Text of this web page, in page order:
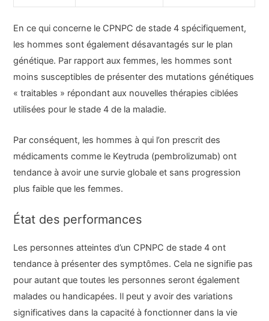
En ce qui concerne le CPNPC de stade 4 spécifiquement,
les hommes sont également désavantagés sur le plan
génétique. Par rapport aux femmes, les hommes sont
moins susceptibles de présenter des mutations génétiques
« traitables » répondant aux nouvelles thérapies ciblées
utilisées pour le stade 4 de la maladie.
Par conséquent, les hommes à qui l’on prescrit des
médicaments comme le Keytruda (pembrolizumab) ont
tendance à avoir une survie globale et sans progression
plus faible que les femmes.
État des performances
Les personnes atteintes d’un CPNPC de stade 4 ont
tendance à présenter des symptômes. Cela ne signifie pas
pour autant que toutes les personnes seront également
malades ou handicapées. Il peut y avoir des variations
significatives dans la capacité à fonctionner dans la vie